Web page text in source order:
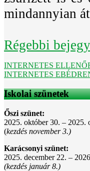
mindannyian
Régebbi
INTERNETES
INTERNETES
Iskolai szünetek
Őszi szünet:
2025. október 30. – 2025.
(kezdés november 3.)
Karácsonyi szünet:
2025. december 22. –
(kezdés január 8.)